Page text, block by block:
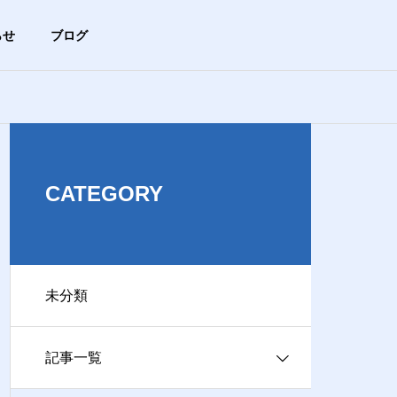
せ ブログ
沿革
ACCESS
アクセス
ge、Safariの違い
CATEGORY
未分類
記事一覧